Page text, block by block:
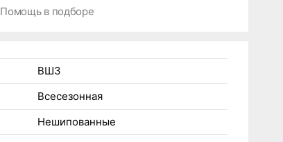
Помощь в подборе
ВШЗ
Всесезонная
Нешипованные